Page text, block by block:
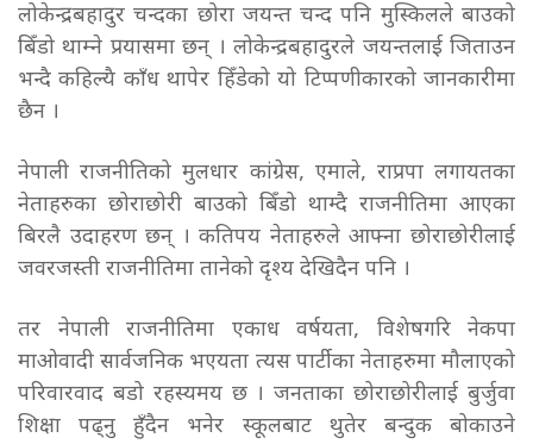
लोकेन्द्रबहादुर चन्दका छोरा जयन्त चन्द पनि मुस्किलले बाउको
बिँडो थाम्ने प्रयासमा छन् । लोकेन्द्रबहादुरले जयन्तलाई जिताउन
भन्दै कहिल्यै काँध थापेर हिँडेको यो टिप्पणीकारको जानकारीमा
छैन ।
नेपाली राजनीतिको मुलधार कांग्रेस, एमाले, राप्रपा लगायतका
नेताहरुका छोराछोरी बाउको बिँडो थाम्दै राजनीतिमा आएका
बिरलै उदाहरण छन् । कतिपय नेताहरुले आफ्ना छोराछोरीलाई
जवरजस्ती राजनीतिमा तानेको दृश्य देखिदैन पनि ।
तर नेपाली राजनीतिमा एकाध वर्षयता, विशेषगरि नेकपा
माओवादी सार्वजनिक भएयता त्यस पार्टीका नेताहरुमा मौलाएको
परिवारवाद बडो रहस्यमय छ । जनताका छोराछोरीलाई बुर्जुवा
शिक्षा पढ्नु हुँदैन भनेर स्कूलबाट थुतेर बन्दुक बोकाउने